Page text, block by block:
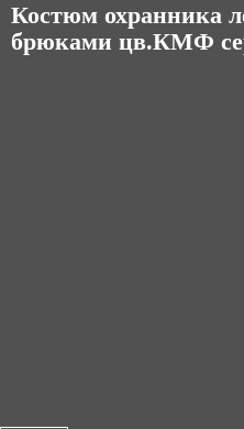
Костюм охранника
брюками цв.КМФ